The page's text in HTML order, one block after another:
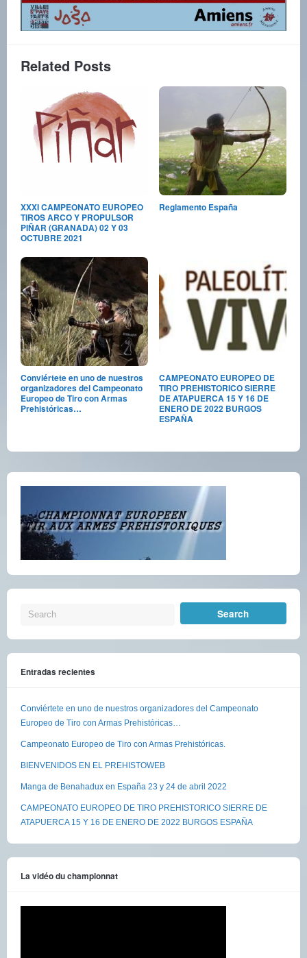
Related Posts
XXXI CAMPEONATO EUROPEO
TIROS ARCO Y PROPULSOR
PIÑAR (GRANADA) 02 Y 03
OCTUBRE 2021
Reglamento España
Conviértete en uno de nuestros
organizadores del Campeonato
Europeo de Tiro con Armas
Prehistóricas…
CAMPEONATO EUROPEO DE
TIRO PREHISTORICO SIERRE
DE ATAPUERCA 15 Y 16 DE
ENERO DE 2022 BURGOS
ESPAÑA
Entradas recientes
Conviértete en uno de nuestros organizadores del Campeonato
Europeo de Tiro con Armas Prehistóricas…
Campeonato Europeo de Tiro con Armas Prehistóricas.
BIENVENIDOS EN EL PREHISTOWEB
Manga de Benahadux en España 23 y 24 de abril 2022
CAMPEONATO EUROPEO DE TIRO PREHISTORICO SIERRE DE
ATAPUERCA 15 Y 16 DE ENERO DE 2022 BURGOS ESPAÑA
La vidéo du championnat